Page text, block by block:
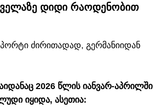
დიდი რაოდენობით
ძირითადად, გერმანიიდან
2026 წლის იანვარ-აპრილში
იყიდა, ასეთია: